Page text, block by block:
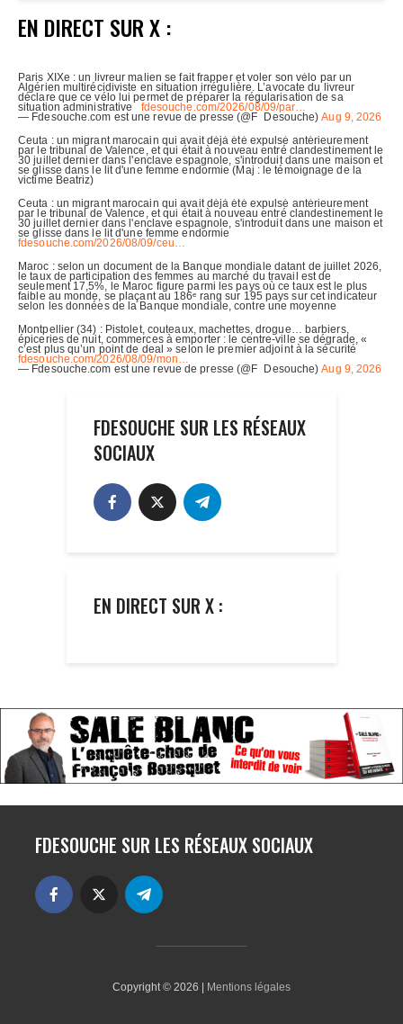
EN DIRECT SUR X :
FDESOUCHE SUR LES RÉSEAUX
SOCIAUX
EN DIRECT SUR X :
FDESOUCHE SUR LES RÉSEAUX SOCIAUX
Copyright © 2026 | Mentions légales